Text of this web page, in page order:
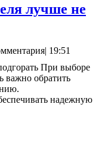
лучше не
| 19:51
важно обратить
надежную